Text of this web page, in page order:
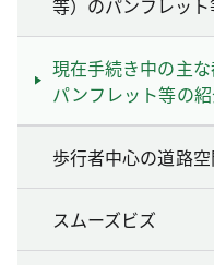
現在手続き中の主
パンフレット等の
歩行者中心の道路
スムーズビズ